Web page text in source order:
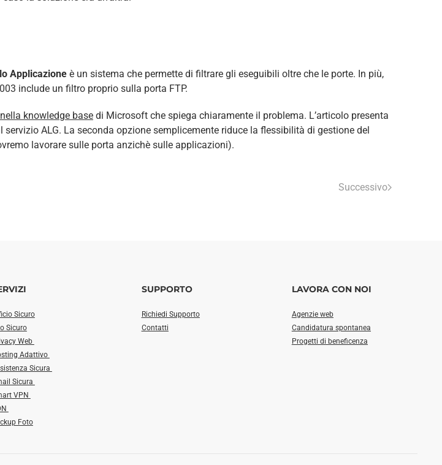
Applicazione è un sistema che permette di filtrare gli eseguibili oltre che le porte. In più,
include un filtro proprio sulla porta FTP.
knowledge base di Microsoft che spiega chiaramente il problema. L’articolo presenta
servizio ALG. La seconda opzione semplicemente riduce la flessibilità di gestione del
lavorare sulle porta anzichè sulle applicazioni).
Successivo
Sicuro
Sicuro
Web
Adattivo
Sicura
Sicura
VPN
Foto
SUPPORTO
Richiedi Supporto
Contatti
LAVORA CON NOI
Agenzie web
Candidatura spontanea
Progetti di beneficenza